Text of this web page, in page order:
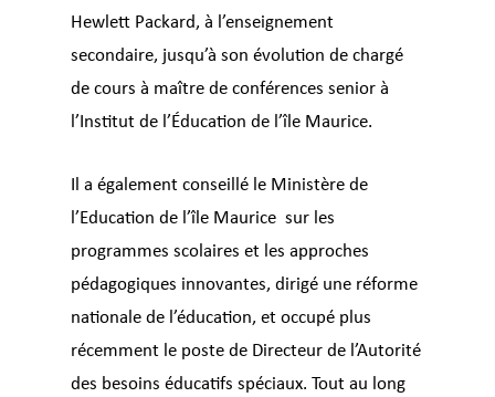
Hewlett Packard, à l’enseignement
secondaire, jusqu’à son évolution de chargé
de cours à maître de conférences senior à
l’ Institut de l’Éducation de l’île Maurice.
Il a également conseillé le Ministère de
l’Education de l’île Maurice sur les
programmes scolaires et les approches
pédagogiques innovantes, dirigé une réforme
nationale de l’éducation, et occupé plus
récemment le poste de Directeur de l’Autorité
des besoins éducatifs spéciaux. Tout au long